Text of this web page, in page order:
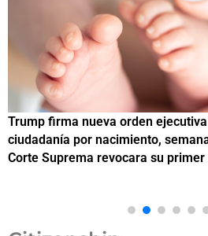
Trump firma nueva orden
ciudadanía por nacimiento,
Corte Suprema revocara su